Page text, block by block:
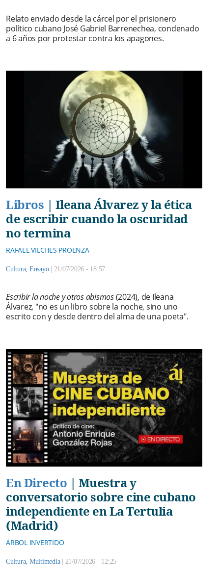
Relato enviado desde la cárcel por el prisionero
político cubano José Gabriel Barrenechea, condenado
a 6 años por protestar contra los apagones.
Libros | Ileana Álvarez y la ética
de escribir cuando la oscuridad
no termina
RAFAEL VILCHES PROENZA
Cultura, Ensayo | 21/07/2026 - 18:57
Escribir la noche y otros abismos(2024), de Ileana
Álvarez, "no es un libro sobre la noche, sino uno
escrito con y desde dentro del alma de una poeta".
En Directo | Muestra y
conversatorio sobre cine cubano
independiente en La Tertulia
(Madrid)
ÁRBOL INVERTIDO
Cultura, Multimedia | 21/07/2026 - 12:25